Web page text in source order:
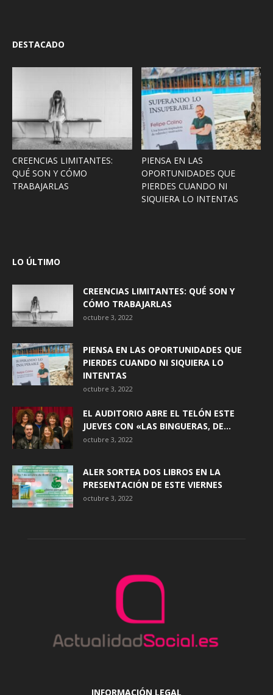
DESTACADO
CREENCIAS LIMITANTES:
QUÉ SON Y CÓMO
TRABAJARLAS
PIENSA EN LAS
OPORTUNIDADES QUE
PIERDES CUANDO NI
SIQUIERA LO INTENTAS
LO ÚLTIMO
CREENCIAS LIMITANTES: QUÉ SON Y
CÓMO TRABAJARLAS
octubre 3, 2022
PIENSA EN LAS OPORTUNIDADES QUE
PIERDES CUANDO NI SIQUIERA LO
INTENTAS
octubre 3, 2022
EL AUDITORIO ABRE EL TELÓN ESTE
JUEVES CON «LAS BINGUERAS, DE...
octubre 3, 2022
ALER SORTEA DOS LIBROS EN LA
PRESENTACIÓN DE ESTE VIERNES
octubre 3, 2022
INFORMACIÓN LEGAL